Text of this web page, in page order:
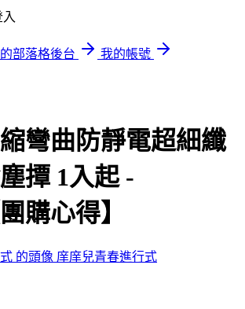
部落格後台
我的帳號
彎曲防靜電超細纖
撢 1入起 -
購心得】
庠庠兒青春進行式